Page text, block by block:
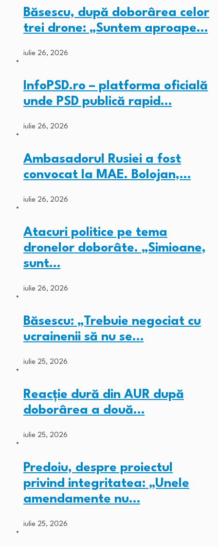
Băsescu, după doborârea celor
trei drone: „Suntem aproape…
iulie 26, 2026
InfoPSD.ro – platforma oficială
unde PSD publică rapid…
iulie 26, 2026
Ambasadorul Rusiei a fost
convocat la MAE. Bolojan,…
iulie 26, 2026
Atacuri politice pe tema
dronelor doborâte. „Simioane,
sunt…
iulie 26, 2026
Băsescu: „Trebuie negociat cu
ucrainenii să nu se…
iulie 25, 2026
Reacție dură din AUR după
doborârea a două…
iulie 25, 2026
Predoiu, despre proiectul
privind integritatea: „Unele
amendamente nu…
iulie 25, 2026